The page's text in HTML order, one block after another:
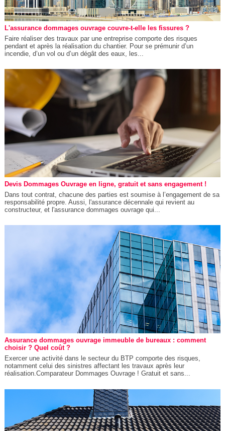
L'assurance dommages ouvrage couvre-t-elle les fissures ?
Faire réaliser des travaux par une entreprise comporte des risques
pendant et après la réalisation du chantier. Pour se prémunir d’un
incendie, d’un vol ou d’un dégât des eaux, les...
Devis Dommages Ouvrage en ligne, gratuit et sans engagement !
Dans tout contrat, chacune des parties est soumise à l’engagement de sa
responsabilité propre. Aussi, l'assurance décennale qui revient au
constructeur, et l'assurance dommages ouvrage qui...
Assurance dommages ouvrage immeuble de bureaux : comment
choisir ? Quel coût ?
Exercer une activité dans le secteur du BTP comporte des risques,
notamment celui des sinistres affectant les travaux après leur
réalisation.Comparateur Dommages Ouvrage ! Gratuit et sans...